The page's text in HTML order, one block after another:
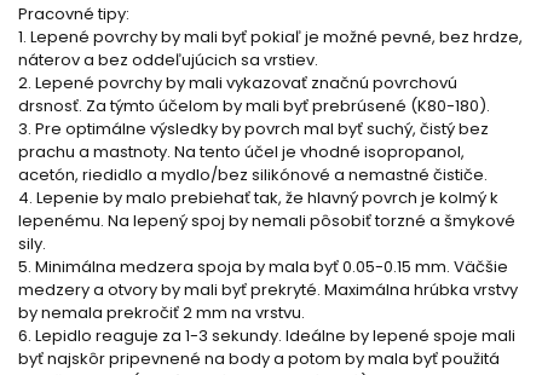
Pracovné tipy:
1. Lepené povrchy by mali byť pokiaľ je možné pevné, bez hrdze,
náterov a bez oddeľujúcich sa vrstiev.
2. Lepené povrchy by mali vykazovať značnú povrchovú
drsnosť. Za týmto účelom by mali byť prebrúsené (K80-180).
3. Pre optimálne výsledky by povrch mal byť suchý, čistý bez
prachu a mastnoty. Na tento účel je vhodné isopropanol,
acetón, riedidlo a mydlo/bez silikónové a nemastné čističe.
4. Lepenie by malo prebiehať tak, že hlavný povrch je kolmý k
lepenému. Na lepený spoj by nemali pôsobiť torzné a šmykové
sily.
5. Minimálna medzera spoja by mala byť 0.05-0.15 mm. Väčšie
medzery a otvory by mali byť prekryté. Maximálna hrúbka vrstvy
by nemala prekročiť 2 mm na vrstvu.
6. Lepidlo reaguje za 1-3 sekundy. Ideálne by lepené spoje mali
byť najskôr pripevnené na body a potom by mala byť použitá